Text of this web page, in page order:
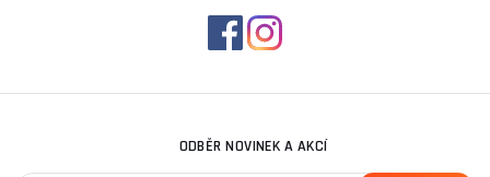
ODBĚR NOVINEK A AKCÍ